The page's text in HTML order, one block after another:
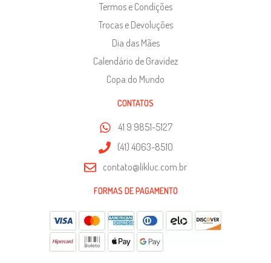
Termos e Condições
Trocas e Devoluções
Dia das Mães
Calendário de Gravidez
Copa do Mundo
CONTATOS
41 9 9851-5127
(41) 4063-8510
contato@likluc.com.br
FORMAS DE PAGAMENTO